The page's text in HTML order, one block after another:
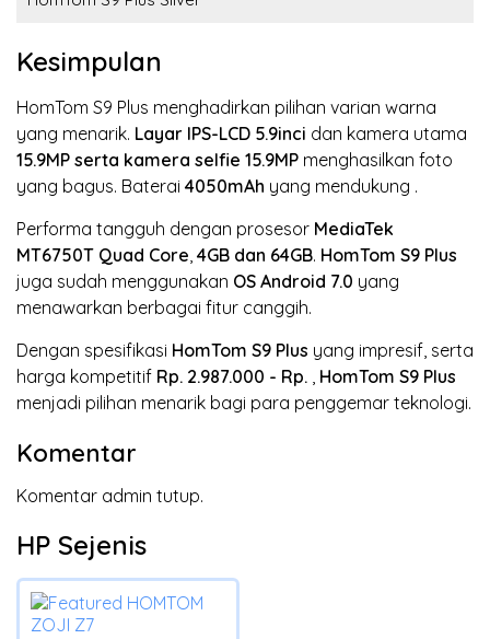
Kesimpulan
HomTom S9 Plus menghadirkan pilihan varian warna
yang menarik. Layar IPS-LCD 5.9inci dan kamera utama
15.9MP serta kamera selfie 15.9MP menghasilkan foto
yang bagus. Baterai 4050mAh yang mendukung .
Performa tangguh dengan prosesor MediaTek
MT6750T Quad Core, 4GB dan 64GB. HomTom S9 Plus
juga sudah menggunakan OS Android 7.0 yang
menawarkan berbagai fitur canggih.
Dengan spesifikasi HomTom S9 Plus yang impresif, serta
harga kompetitif Rp. 2.987.000 - Rp. , HomTom S9 Plus
menjadi pilihan menarik bagi para penggemar teknologi.
Komentar
Komentar admin tutup.
HP Sejenis